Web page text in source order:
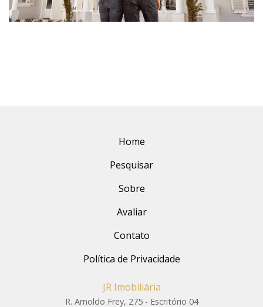
Home
Pesquisar
Sobre
Avaliar
Contato
Política de Privacidade
JR Imobiliária
R. Arnoldo Frey, 275 - Escritório 04